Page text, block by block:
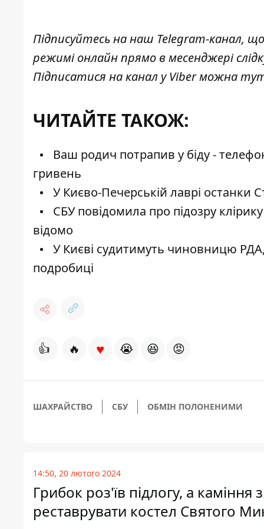
Підписуйтесь на наш Telegram-канал,
режимі онлайн прямо в месенджері
Підписатися на канал у Viber можна
ЧИТАЙТЕ ТАКОЖ:
Ваш родич потрапив у біду -
гривень
У Києво-Печерській лаврі останки
СБУ повідомила про підозру
відомо
У Києві судитимуть чиновницю
подробиці
👍 🔥 ♥ 😭 😆 😡
ШАХРАЙСТВО СБУ ОБМІН ПОЛОНЕНИМИ
14:50, 20 лютого 2024
Грибок роз'їв підлогу, а
реставрувати костел Святого